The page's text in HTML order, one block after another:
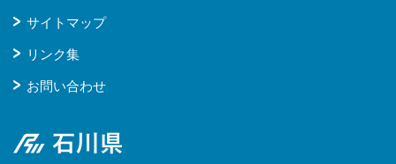
サイトマップ
リンク集
お問い合わせ
石川県